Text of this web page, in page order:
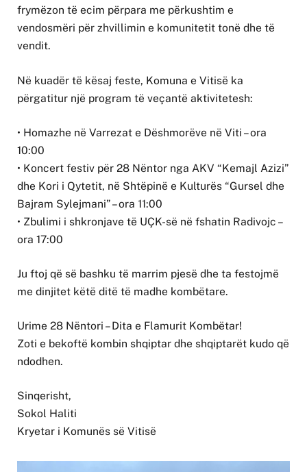
frymëzon të ecim përpara me përkushtim e
vendosmëri për zhvillimin e komunitetit tonë dhe të
vendit.
Në kuadër të kësaj feste, Komuna e Vitisë ka
përgatitur një program të veçantë aktivitetesh:
• Homazhe në Varrezat e Dëshmorëve në Viti – ora
10:00
• Koncert festiv për 28 Nëntor nga AKV “Kemajl Azizi”
dhe Kori i Qytetit, në Shtëpinë e Kulturës “Gursel dhe
Bajram Sylejmani” – ora 11:00
• Zbulimi i shkronjave të UÇK-së në fshatin Radivojc –
ora 17:00
Ju ftoj që së bashku të marrim pjesë dhe ta festojmë
me dinjitet këtë ditë të madhe kombëtare.
Urime 28 Nëntori – Dita e Flamurit Kombëtar!
Zoti e bekoftë kombin shqiptar dhe shqiptarët kudo që
ndodhen.
Sinqerisht,
Sokol Haliti
Kryetar i Komunës së Vitisë